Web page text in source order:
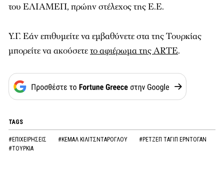
του ΕΛΙΑΜΕΠ, πρώην στέλεχος της Ε.Ε.
Y.Γ. Εάν επιθυμείτε να εμβαθύνετε στα της Τουρκίας
μπορείτε να ακούσετετο αφιέρωμα της ARTE.
TAGS
#ΕΠΙΧΕΙΡΗΣΕΙΣ #ΚΕΜΑΛ ΚΙΛΙΤΣΝΤΑΡΟΓΛΟΥ
#ΡΕΤΖΕΠ ΤΑΓΙΠ ΕΡΝΤΟΓΑΝ
#ΤΟΥΡΚΙΑ